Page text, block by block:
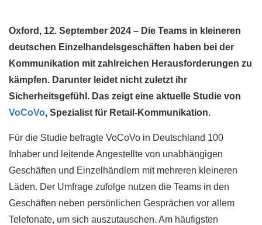
Oxford, 12. September 2024 – Die Teams in kleineren
deutschen Einzelhandelsgeschäften haben bei der
Kommunikation mit zahlreichen Herausforderungen zu
kämpfen. Darunter leidet nicht zuletzt ihr
Sicherheitsgefühl. Das zeigt eine aktuelle Studie von
VoCoVo, Spezialist für Retail-Kommunikation.
Für die Studie befragte VoCoVo in Deutschland 100
Inhaber und leitende Angestellte von unabhängigen
Geschäften und Einzelhändlern mit mehreren kleineren
Läden. Der Umfrage zufolge nutzen die Teams in den
Geschäften neben persönlichen Gesprächen vor allem
Telefonate, um sich auszutauschen. Am häufigsten